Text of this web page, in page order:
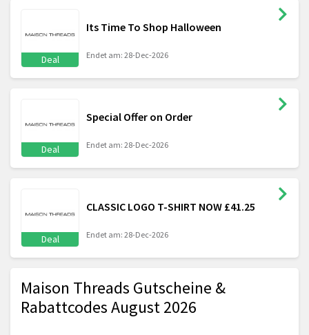
Deal
Its Time To Shop Halloween
Endet am: 28-Dec-2026
Deal
Special Offer on Order
Endet am: 28-Dec-2026
Deal
CLASSIC LOGO T-SHIRT NOW £41.25
Endet am: 28-Dec-2026
Maison Threads Gutscheine &
Rabattcodes August 2026